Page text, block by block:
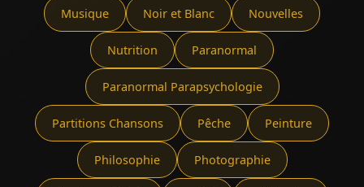
Musique Noir et Blanc Nouvelles
Nutrition Paranormal
Paranormal Parapsychologie
Partitions Chansons Pêche Peinture
Philosophie Photographie